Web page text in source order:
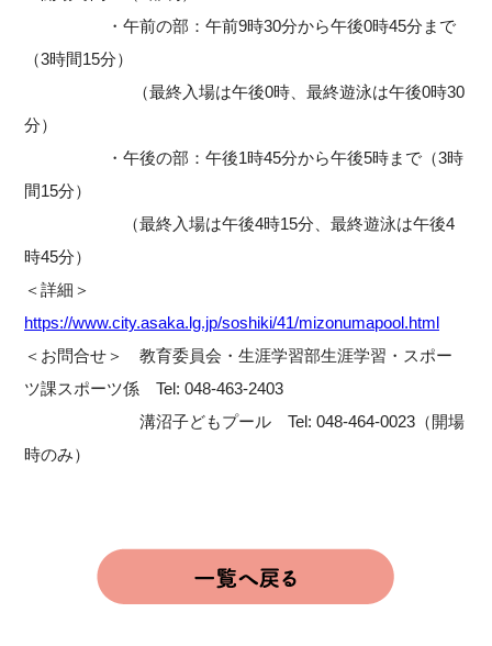
・午前の部：午前9時30分から午後0時45分まで
（3時間15分）
（最終入場は午後0時、最終遊泳は午後0時30
分）
・午後の部：午後1時45分から午後5時まで（3時
間15分）
（最終入場は午後4時15分、最終遊泳は午後4
時45分）
＜詳細＞
https://www.city.asaka.lg.jp/soshiki/41/mizonumapool.html
＜お問合せ＞教育委員会・生涯学習部生涯学習・スポー
ツ課スポーツ係Tel: 048-463-2403
溝沼子どもプール Tel: 048-464-0023（開場
時のみ）